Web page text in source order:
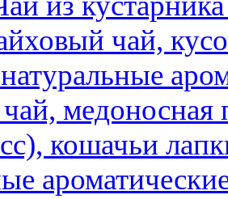
чай,
медоносная
кошачьи